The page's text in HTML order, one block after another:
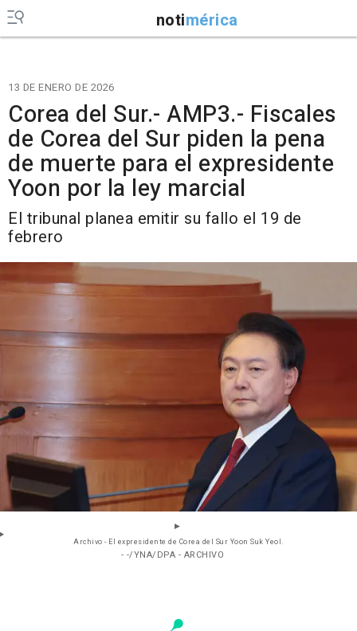
notimérica
13 DE ENERO DE 2026
Corea del Sur.- AMP3.- Fiscales
de Corea del Sur piden la pena
de muerte para el expresidente
Yoon por la ley marcial
El tribunal planea emitir su fallo el 19 de
febrero
Archivo - El expresidente de Corea del Sur Yoon Suk Yeol.
- -/YNA/DPA - ARCHIVO